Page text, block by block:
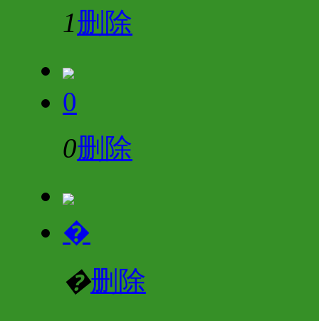
1删除
0
0删除
�
�删除